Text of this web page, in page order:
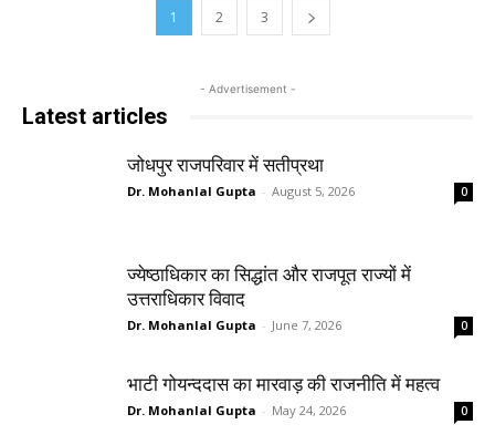
1 2 3
- Advertisement -
Latest articles
जोधपुर राजपरिवार में सतीप्रथा
Dr. Mohanlal Gupta - August 5, 2026 0
ज्येष्ठाधिकार का सिद्धांत और राजपूत राज्यों में
उत्तराधिकार विवाद
Dr. Mohanlal Gupta - June 7, 2026 0
भाटी गोयन्ददास का मारवाड़ की राजनीति में महत्व
Dr. Mohanlal Gupta - May 24, 2026 0